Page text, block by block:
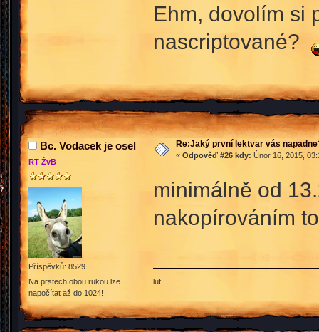
Ehm, dovolím si
nascriptované?
Bc. Vodacek je osel
RT ŽvB
Příspěvků: 8529
Na prstech obou rukou lze
napočítat až do 1024!
Re:Jaký první lektvar vás
« Odpověď #26 kdy: Únor 16, 2015,
minimálně od
nakopírováním
luf